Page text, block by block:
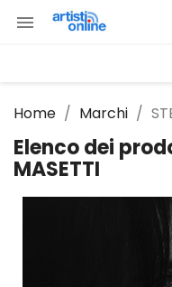

Home Marchi
Elenco dei
MASETTI